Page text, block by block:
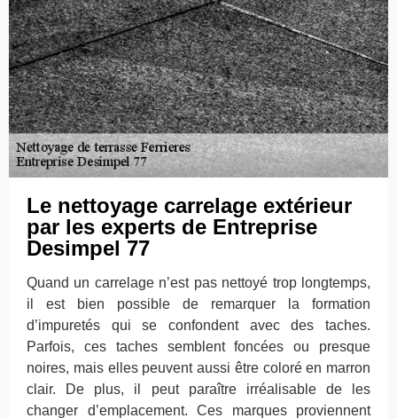
Le nettoyage carrelage extérieur
par les experts de Entreprise
Desimpel 77
Quand un carrelage n’est pas nettoyé trop longtemps,
il est bien possible de remarquer la formation
d’impuretés qui se confondent avec des taches.
Parfois, ces taches semblent foncées ou presque
noires, mais elles peuvent aussi être coloré en marron
clair. De plus, il peut paraître irréalisable de les
changer d’emplacement. Ces marques proviennent